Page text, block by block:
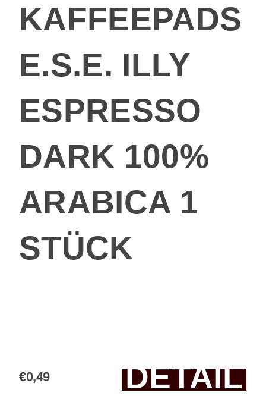
KAFFEEPADS
E.S.E. ILLY
ESPRESSO
DARK 100%
ARABICA 1
STÜCK
€0,49 DETAIL